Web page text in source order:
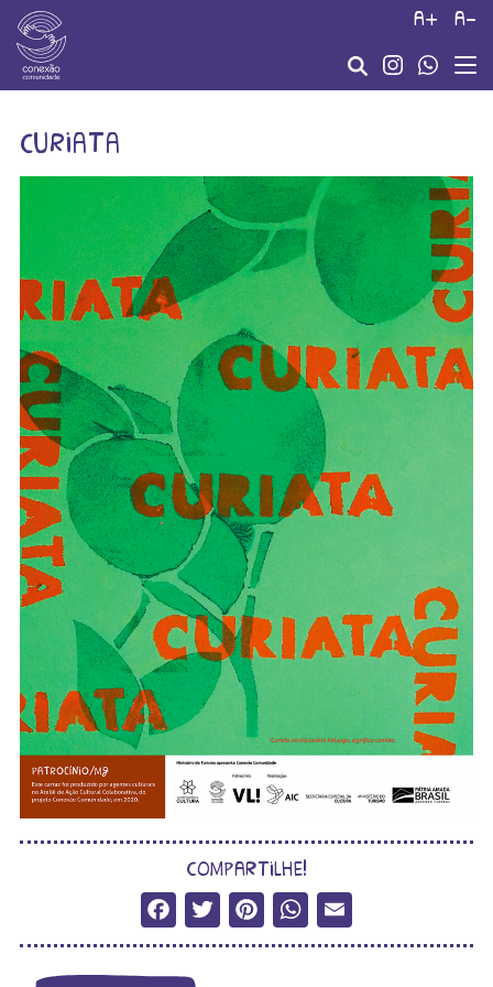
a+ a-
curiata
compartilhe!
Facebook
Twitter
Pinterest
WhatsApp